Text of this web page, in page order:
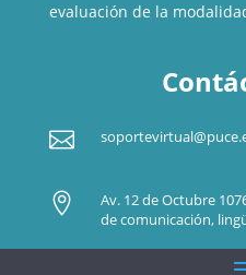
evaluación de la


Av. 12 de Octubre
de comunicación,